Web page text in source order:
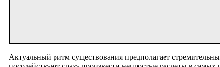
Актуальный ритм существования предполагает